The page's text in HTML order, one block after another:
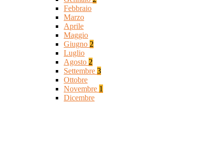
Febbraio
Marzo
Aprile
Maggio
Giugno 2
Luglio
Agosto 2
Settembre 3
Ottobre
Novembre 1
Dicembre